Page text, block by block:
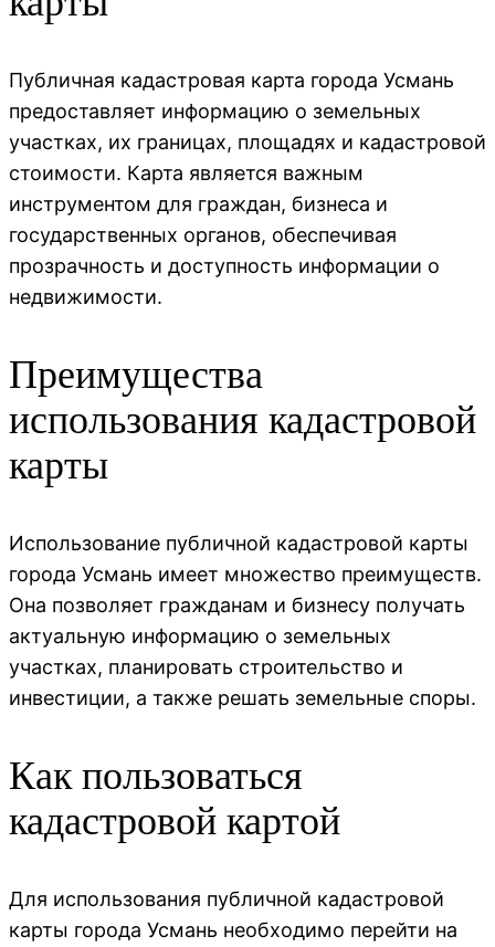
Публичная кадастровая карта города Усмань
предоставляет информацию о земельных
участках, их границах, площадях и кадастровой
стоимости. Карта является важным
инструментом для граждан, бизнеса и
государственных органов, обеспечивая
прозрачность и доступность информации о
недвижимости.
Преимущества
использования кадастровой
карты
Использование публичной кадастровой карты
города Усмань имеет множество преимуществ.
Она позволяет гражданам и бизнесу получать
актуальную информацию о земельных
участках, планировать строительство и
инвестиции, а также решать земельные споры.
Как пользоваться
кадастровой картой
Для использования публичной кадастровой
карты города Усмань необходимо перейти на